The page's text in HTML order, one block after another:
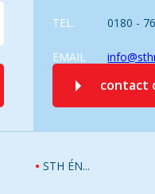
TEL. 0180 -
EMAIL
contact
STH ÉN...